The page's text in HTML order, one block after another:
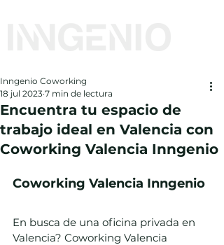
Encuentra tu espacio de
trabajo ideal en Valencia con
Coworking Valencia Inngenio
Inngenio Coworking
18 jul 2023 7 min de lectura
Coworking Valencia Inngenio
En busca de una oficina privada en
Valencia? Coworking Valencia